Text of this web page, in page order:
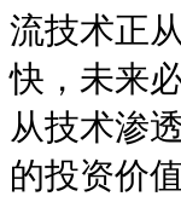
流技术正
快，未来
从技术渗
的投资价